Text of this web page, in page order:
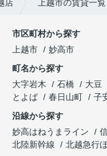
店 上越市の賃貸一覧
市区町村から探す
上越市
妙高市
町名から探す
大字岩木
石橋 大豆
とよば
春日山町 子
沿線から探す
妙高はねうまライン
北陸新幹線
北越急行